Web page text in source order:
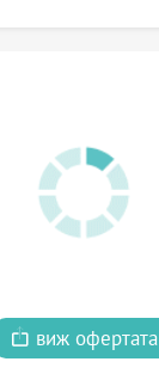
виж офертата